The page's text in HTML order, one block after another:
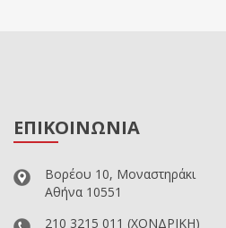
ΕΠΙΚΟΙΝΩΝΙΑ
Βορέου 10, Μοναστηράκι
Αθήνα 10551
210 3215 011 (ΧΟΝΔΡΙΚΗ)